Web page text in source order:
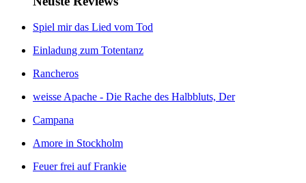
Spiel mir das Lied vom Tod
Einladung zum Totentanz
Rancheros
weisse Apache - Die Rache des Halbbluts, Der
Campana
Amore in Stockholm
Feuer frei auf Frankie